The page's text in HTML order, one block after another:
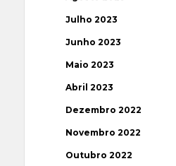
Julho 2023
Junho 2023
Maio 2023
Abril 2023
Dezembro 2022
Novembro 2022
Outubro 2022